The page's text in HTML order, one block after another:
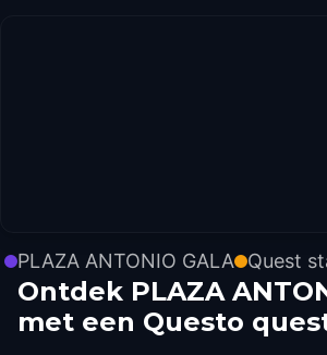
PLAZA ANTONIO GALA Quest
Ontdek PLAZA
met een Questo